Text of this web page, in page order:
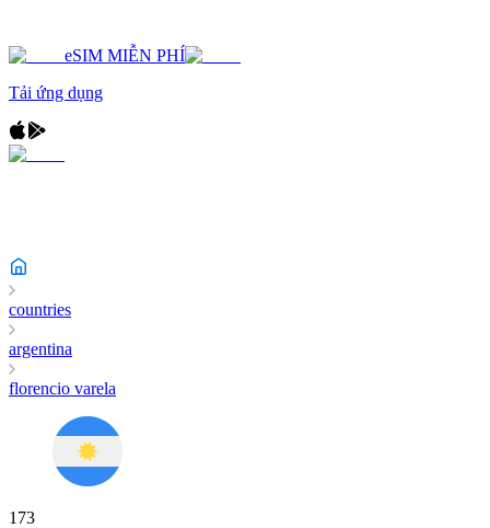
eSIM MIỄN PHÍ
Tải ứng dụng
countries
argentina
florencio varela
173